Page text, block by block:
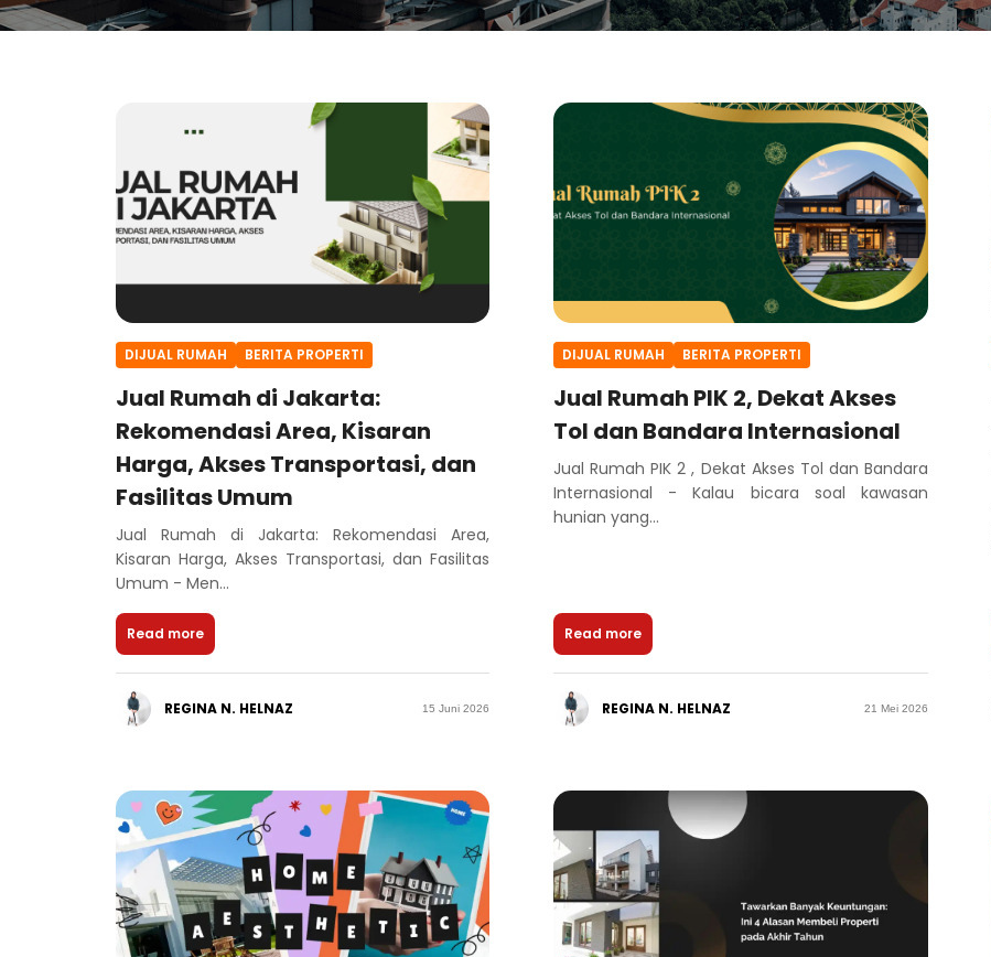
DIJUAL RUMAH BERITA PROPERTI
Jual Rumah di Jakarta:
Rekomendasi Area, Kisaran
Harga, Akses Transportasi, dan
Fasilitas Umum
Jual Rumah di Jakarta: Rekomendasi Area,
Kisaran Harga, Akses Transportasi, dan Fasilitas
Umum - Men...
Read more
REGINA N. HELNAZ 15 Juni 2026
DIJUAL RUMAH BERITA PROPERTI
Jual Rumah PIK 2, Dekat Akses
Tol dan Bandara Internasional
Jual Rumah PIK 2 , Dekat Akses Tol dan Bandara
Internasional - Kalau bicara soal kawasan
hunian yang...
Read more
REGINA N. HELNAZ 21 Mei 2026